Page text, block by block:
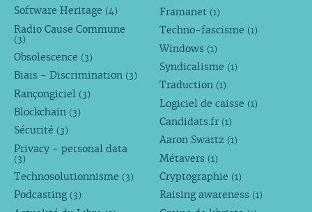
Software Heritage (4)
Radio Cause Commune
(3)
Obsolescence (3)
Biais - Discrimination (3)
Rançongiciel (3)
Blockchain (3)
Sécurité (3)
Privacy - personal data
(3)
Technosolutionnisme (3)
Podcasting (3)
Framanet (1)
Techno-fascisme (1)
Windows (1)
Syndicalisme (1)
Traduction (1)
Logiciel de caisse (1)
Candidats.fr (1)
Aaron Swartz (1)
Métavers (1)
Cryptographie (1)
Raising awareness (1)